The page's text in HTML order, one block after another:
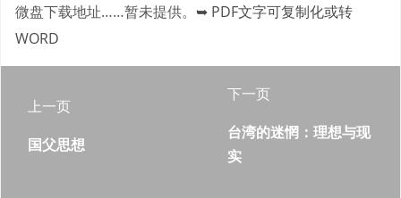
微盘下载地址……暂未提供。 ➥ PDF文字可复制化或转
WORD
上一页
国父思想
下一页
台湾的迷惘：理想与现
实